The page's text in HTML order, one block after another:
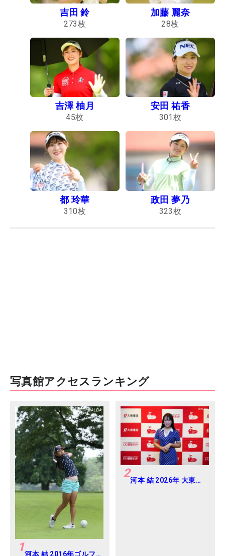
吉田 鈴
273枚
加藤 麗奈
28枚
吉澤 柚月
45枚
安田 祐香
301 枚
都 玲華
310枚
政田 夢乃
323枚
写真館アクセスランキング
1河本 結 2016年ゴルフ
2河本 結 2026年 大東建